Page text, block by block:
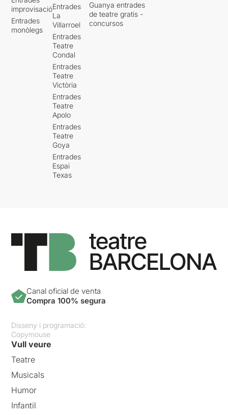
improvisació
Entrades
monòlegs
Entrades
La
Villarroel
Entrades
Teatre
Condal
Entrades
Teatre
Victòria
Entrades
Teatre
Apolo
Entrades
Teatre
Goya
Entrades
Espai
Texas
Guanya entrades
de teatre gratis -
concursos
Canal oficial de venta
Compra 100% segura
Disseny i programació:
Copymouse
Vull veure
Teatre
Musicals
Humor
Infantil